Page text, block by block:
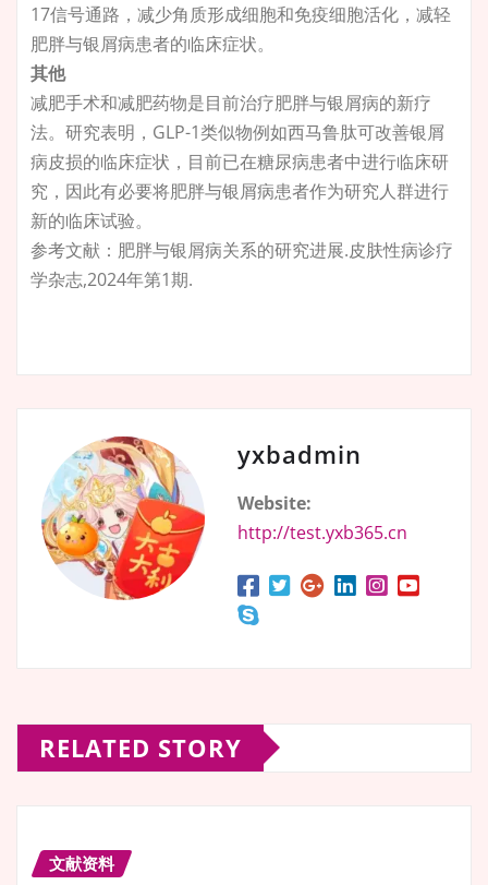
17信号通路，减少角质形成细胞和免疫细胞活化，减轻
肥胖与银屑病患者的临床症状。
其他
减肥手术和减肥药物是目前治疗肥胖与银屑病的新疗
法。研究表明，GLP-1类似物例如西马鲁肽可改善银屑
病皮损的临床症状，目前已在糖尿病患者中进行临床研
究，因此有必要将肥胖与银屑病患者作为研究人群进行
新的临床试验。
参考文献：肥胖与银屑病关系的研究进展.皮肤性病诊疗
学杂志,2024年第1期.
yxbadmin
Website:
http://test.yxb365.cn
RELATED STORY
文献资料